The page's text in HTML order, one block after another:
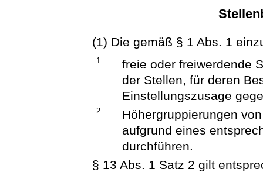
(1) Die gemäß § 1 Abs. 1
1.
freie oder freiwerdende
der Stellen, für deren
Einstellungszusage
2.
Höhergruppierungen
aufgrund eines
durchführen.
§ 13 Abs. 1 Satz 2 gilt